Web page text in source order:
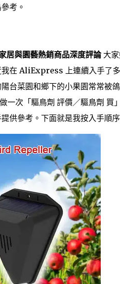
考。
居與園藝熱銷商品深度評論大家
在 AliExpress 上連續入手了
台菜園和鄉下的小果園常常被
一次「驅鳥劑 評價／驅鳥劑 買
供參考。下面就是我按入手順